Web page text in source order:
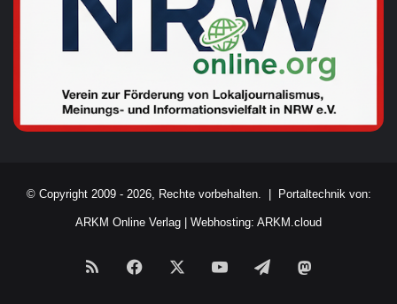
© Copyright 2009 - 2026, Rechte vorbehalten. | Portaltechnik von:
ARKM Online Verlag Webhosting: ARKM.cloud
RSS Facebook YouTubeTelegram